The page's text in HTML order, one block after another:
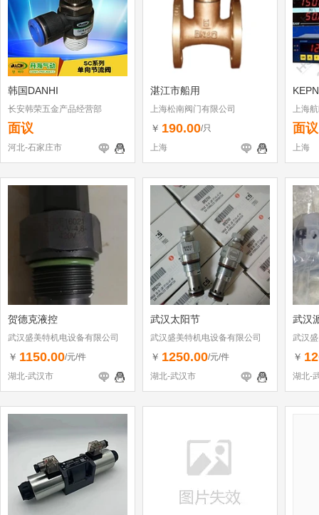
韩国DANHI
长安韩荣五金产品经营部
面议
河北-石家庄市
湛江市船用
上海松南阀门有限公司
￥ 190.00/只
上海
上海
面议
上海
贺德克液控
武汉盛美特机电设备有限公司
￥ 1150.00/元/件
湖北-武汉市
武汉太阳节
武汉盛美特机电设备有限公司
￥ 1250.00/元/件
湖北-武汉市
武汉
武汉
￥
湖北-